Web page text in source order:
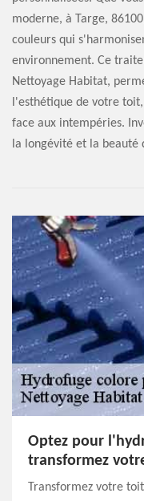
moderne, à Targe,
couleurs qui
environnement. Ce
Nettoyage Habitat,
l'esthétique de votre
face aux intempéries.
la longévité et la beauté
Optez pour
transformez
Transformez votre